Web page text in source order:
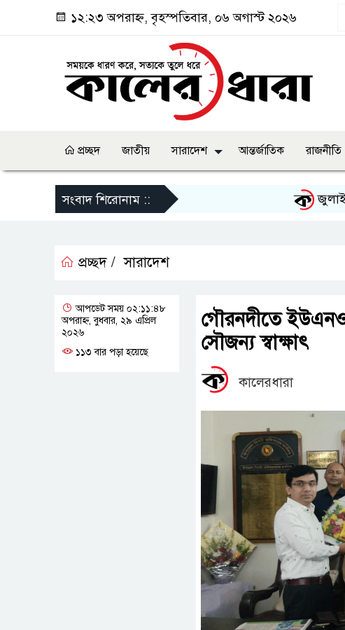
১২:২৩ অপরাহ্ন, বৃহস্পতিবার, ০৬ অগাস্ট ২০২৬
প্রচ্ছদ জাতীয় সারাদেশ আন্তর্জাতিক রাজনীতি
সংবাদ শিরোনাম :: জুলাই
প্রচ্ছদ / সারাদেশ
গৌরনদীতে
সৌজন্য স্বাক্ষাৎ
কালেরধারা
আপডেট সময় ০২:১১:৪৮
অপরাহ্ন, বুধবার, ২৯ এপ্রিল
২০২৬
১১৩ বার পড়া হয়েছে